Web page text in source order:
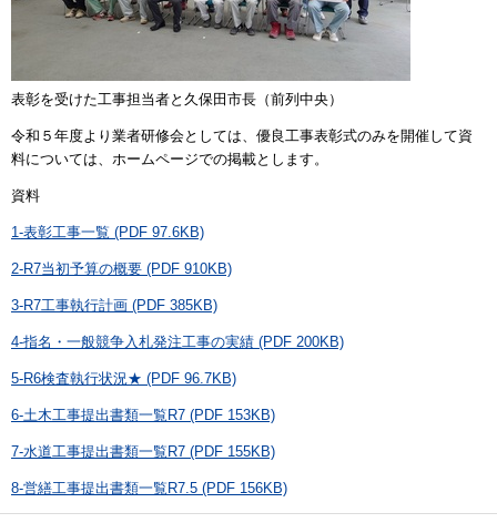
表彰を受けた工事担当者と久保田市長（前列中央）
令和５年度より業者研修会としては、優良工事表彰式のみを開催して資
料については、ホームページでの掲載とします。
資料
1-表彰工事一覧 (PDF 97.6KB)
2-R7当初予算の概要 (PDF 910KB)
3-R7工事執行計画 (PDF 385KB)
4-指名・一般競争入札発注工事の実績 (PDF 200KB)
5-R6検査執行状況★ (PDF 96.7KB)
6-土木工事提出書類一覧R7 (PDF 153KB)
7-水道工事提出書類一覧R7 (PDF 155KB)
8-営繕工事提出書類一覧R7.5 (PDF 156KB)